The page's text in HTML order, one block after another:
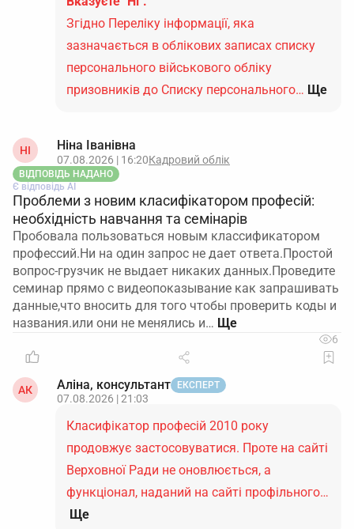
Згідно Переліку інформації, яка
зазначається в облікових записах списку
персонального військового обліку
призовників до Списку персонального… Ще
НІ Ніна Іванівна
07.08.2026 | 16:20Кадровий облік
ВІДПОВІДЬ НАДАНО
Є відповідь АІ
Проблеми з новим класифікатором професій:
необхідність навчання та семінарів
Пробовала пользоваться новым классификатором
профессий.Ни на один запрос не дает ответа.Простой
вопрос-грузчик не выдает никаких данных.Проведите
семинар прямо с видеопоказывание как запрашивать
данные,что вносить для того чтобы проверить коды и
названия.или они не менялись и…
6
АК Аліна, консультант ЕКСПЕРТ
07.08.2026 | 21:03
Класифікатор професій 2010 року
продовжує застосовуватися. Проте на сайті
Верховної Ради не оновлюється, а
функціонал, наданий на сайті профільного…
Ще